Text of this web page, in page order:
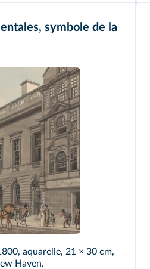
symbole de la
aquarelle, 21 × 30 cm,
Haven.